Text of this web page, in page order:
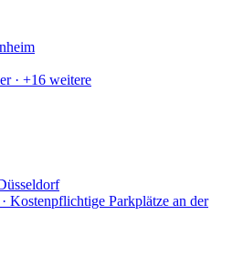
· +16 weitere
Kostenpflichtige Parkplätze an der